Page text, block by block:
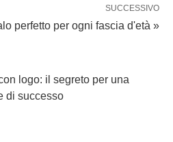
SUCCESSIVO
perfetto per ogni fascia d'età »
logo: il segreto per una
di successo